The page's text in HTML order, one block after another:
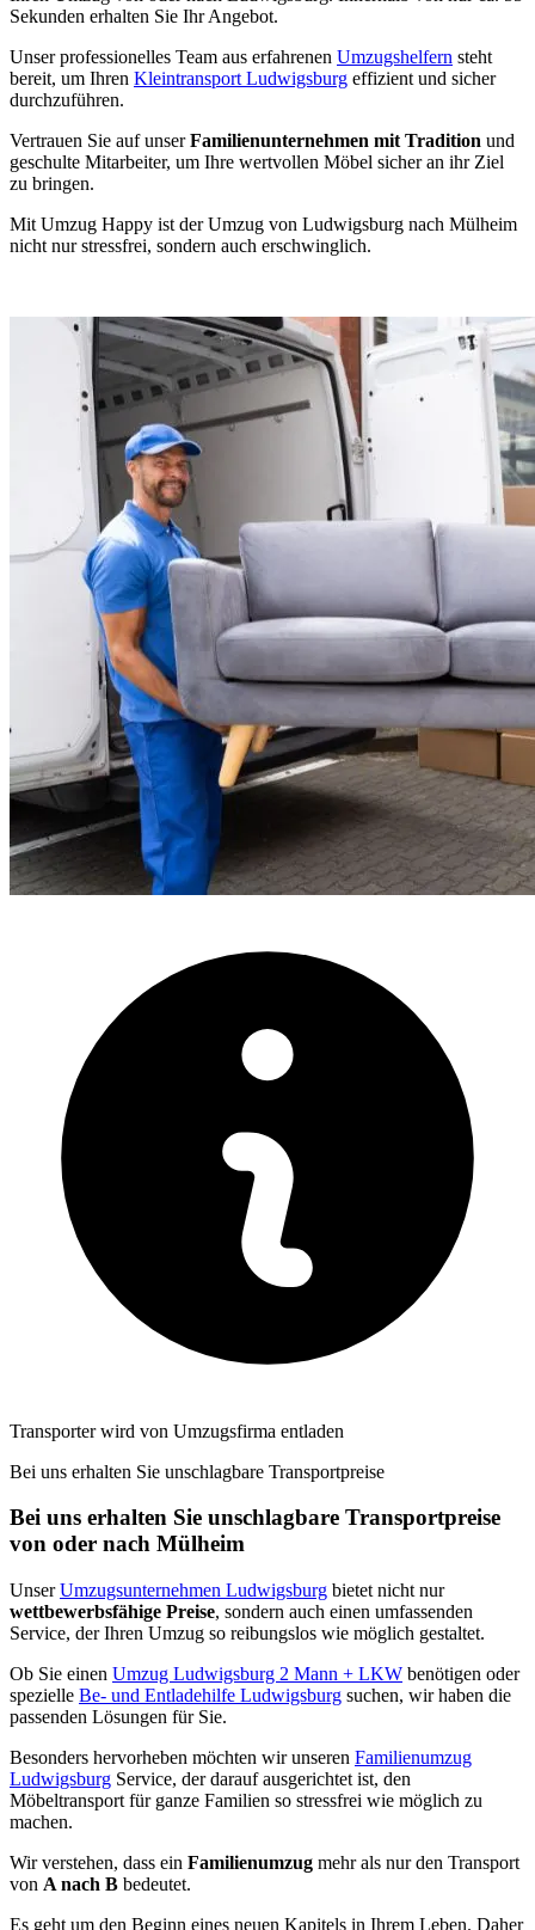
Sekunden erhalten Sie Ihr Angebot.
Unser professionelles Team aus erfahrenen Umzugshelfern steht
bereit, um Ihren Kleintransport Ludwigsburg effizient und sicher
durchzuführen.
Vertrauen Sie auf unserFamilienunternehmen mit Tradition und
geschulte Mitarbeiter, um Ihre wertvollen Möbel sicher an ihr Ziel
zu bringen.
Mit Umzug Happy ist der Umzug von Ludwigsburg nach Mülheim
nicht nur stressfrei, sondern auch erschwinglich.
Transporter wird von Umzugsfirma entladen
Bei uns erhalten Sie unschlagbare Transportpreise
Bei uns erhalten Sie unschlagbare Transportpreise
von oder nach Mülheim
UnserUmzugsunternehmen Ludwigsburg bietet nicht nur
wettbewerbsfähige Preise, sondern auch einen umfassenden
Service, der Ihren Umzug so reibungslos wie möglich gestaltet.
Ob Sie einen Umzug Ludwigsburg 2 Mann + LKW benötigen oder
spezielle Be- und Entladehilfe Ludwigsburg suchen, wir haben die
passenden Lösungen für Sie.
Besonders hervorheben möchten wir unseren Familienumzug
Ludwigsburg Service, der darauf ausgerichtet ist, den
Möbeltransport für ganze Familien so stressfrei wie möglich zu
machen.
Wir verstehen, dass ein Familienumzug mehr als nur den Transport
von A nach B bedeutet.
Es geht um den Beginn eines neuen Kapitels in Ihrem Leben. Daher